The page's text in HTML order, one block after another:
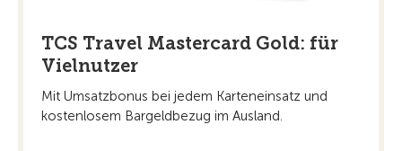
TCS Travel Mastercard Gold: für
Vielnutzer
Mit Umsatzbonus bei jedem Karteneinsatz und
kostenlosem Bargeldbezug im Ausland.